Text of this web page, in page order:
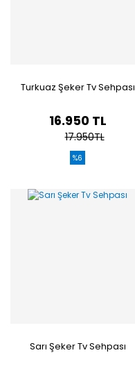
Turkuaz Şeker Tv Sehpası
16.950 TL
17.950TL
%6
Sarı Şeker Tv Sehpası